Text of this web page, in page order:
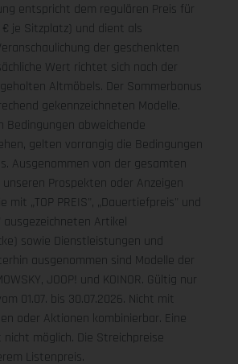
entspricht dem regulären Preis für
je Sitzplatz) und dient als
der geschenkten
Wert richtet sich nach der
Altmöbels. Der Sommerbonus
gekennzeichneten Modelle.
Bedingungen abweichende
gelten vorrangig die Bedingungen
Ausgenommen von der gesamten
Prospekten oder Anzeigen
mit „TOP PREIS", „Dauertiefpreis" und
ausgezeichneten Artikel
sowie Dienstleistungen und
ausgenommen sind Modelle der
JOOP! und KOINOR. Gültig nur
01.07. bis 30.07.2026. Nicht mit
oder Aktionen kombinierbar. Eine
möglich. Die Streichpreise
Listenpreis.